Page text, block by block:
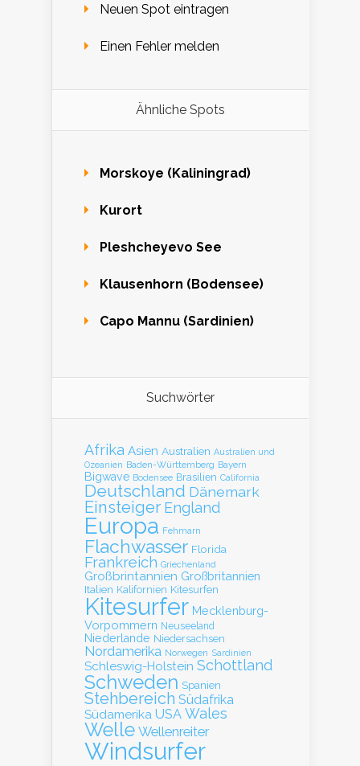
Neuen Spot eintragen
Einen Fehler melden
Ähnliche Spots
Morskoye (Kaliningrad)
Kurort
Pleshcheyevo See
Klausenhorn (Bodensee)
Capo Mannu (Sardinien)
Suchwörter
Afrika Asien Australien Australien und
Ozeanien Baden-Württemberg Bayern
Bigwave Bodensee Brasilien California
Deutschland Dänemark
Einsteiger England
Europa Fehmarn
Flachwasser Florida
Frankreich Griechenland
Großbrintannien Großbritannien
Italien Kalifornien Kitesurfen
Kitesurfer Mecklenburg-
Vorpommern Neuseeland
Niederlande Niedersachsen
Nordamerika Norwegen Sardinien
Schleswig-Holstein Schottland
Schweden Spanien
Stehbereich Südafrika
Südamerika USA Wales
Welle Wellenreiter
Windsurfer